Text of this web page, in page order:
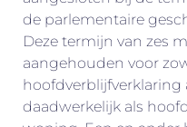
de parlementaire
Deze termijn van zes
aangehouden voor
hoofdverblijfverklaring
daadwerkelijk als